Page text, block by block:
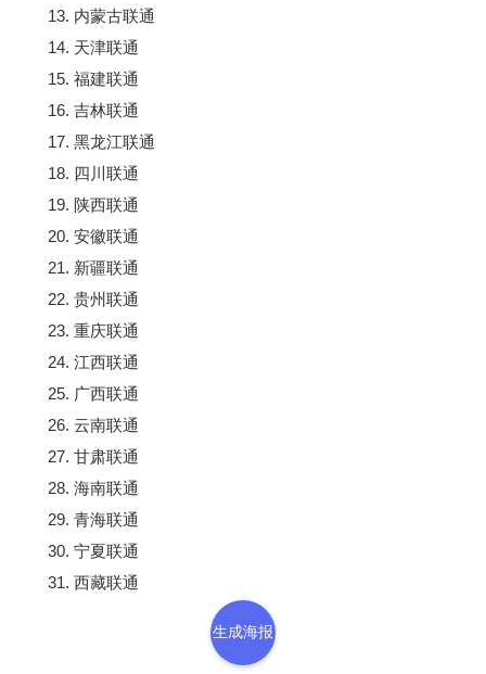
13. 内蒙古联通
14. 天津联通
15. 福建联通
16. 吉林联通
17. 黑龙江联通
18. 四川联通
19. 陕西联通
20. 安徽联通
21. 新疆联通
22. 贵州联通
23. 重庆联通
24. 江西联通
25. 广西联通
26. 云南联通
27. 甘肃联通
28. 海南联通
29. 青海联通
30. 宁夏联通
31. 西藏联通
生成海报